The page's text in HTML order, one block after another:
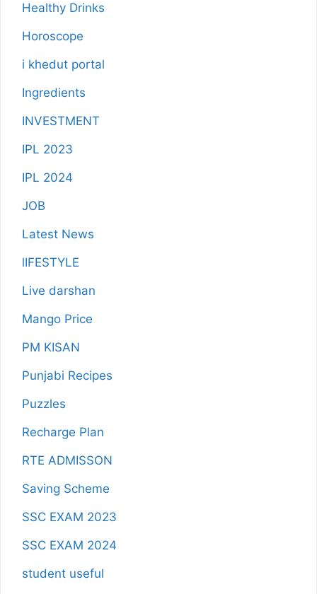
Healthy Drinks
Horoscope
i khedut portal
Ingredients
INVESTMENT
IPL 2023
IPL 2024
JOB
Latest News
lIFESTYLE
Live darshan
Mango Price
PM KISAN
Punjabi Recipes
Puzzles
Recharge Plan
RTE ADMISSON
Saving Scheme
SSC EXAM 2023
SSC EXAM 2024
student useful